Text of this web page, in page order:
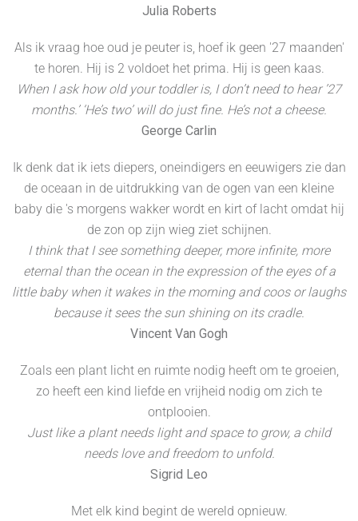
Julia Roberts
Als ik vraag hoe oud je peuter is, hoef ik geen '27 maanden'
te horen. Hij is 2 voldoet het prima. Hij is geen kaas.
When I ask how old your toddler is, I don’t need to hear ’27
months.’ ‘He’s two’ will do just fine. He’s not a cheese.
George Carlin
Ik denk dat ik iets diepers, oneindigers en eeuwigers zie dan
de oceaan in de uitdrukking van de ogen van een kleine
baby die 's morgens wakker wordt en kirt of lacht omdat hij
de zon op zijn wieg ziet schijnen.
I think that I see something deeper, more infinite, more
eternal than the ocean in the expression of the eyes of a
little baby when it wakes in the morning and coos or laughs
because it sees the sun shining on its cradle.
Vincent Van Gogh
Zoals een plant licht en ruimte nodig heeft om te groeien,
zo heeft een kind liefde en vrijheid nodig om zich te
ontplooien.
Just like a plant needs light and space to grow, a child
needs love and freedom to unfold.
Sigrid Leo
Met elk kind begint de wereld opnieuw.